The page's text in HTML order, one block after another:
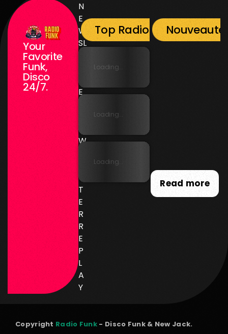
Your
Favorite
Funk,
Disco
24/7.
N
E
W
SL
E
E
E
W
T
T
E
R
R
E
P
L
A
Y
Top Radio Funk
Loading...
Loading...
Loading...
Read more
Copyright Radio Funk - Disco Funk & New Jack.